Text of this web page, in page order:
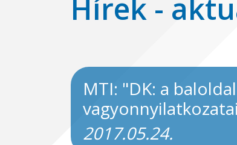
Hírek -
MTI: "DK: a
2017.05.24.